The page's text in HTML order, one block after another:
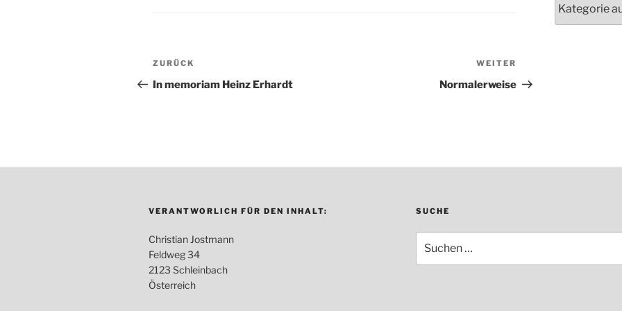
Beitragsnavigation
Vorheriger
Beitrag
ZURÜCK
In memoriam Heinz Erhardt
Beitrag
WEITER
Normalerweise
VERANTWORLICH FÜR DEN INHALT:
Christian Jostmann
Feldweg 34
2123 Schleinbach
Österreich
SUCHE
nach: